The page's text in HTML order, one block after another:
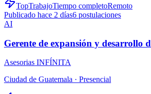
TopTrabajoTiempo completoRemoto
Publicado hace 2 días6 postulaciones
AI
Gerente de expansión y desarrollo
Asesorias INFÍNITA
Ciudad de Guatemala · Presencial